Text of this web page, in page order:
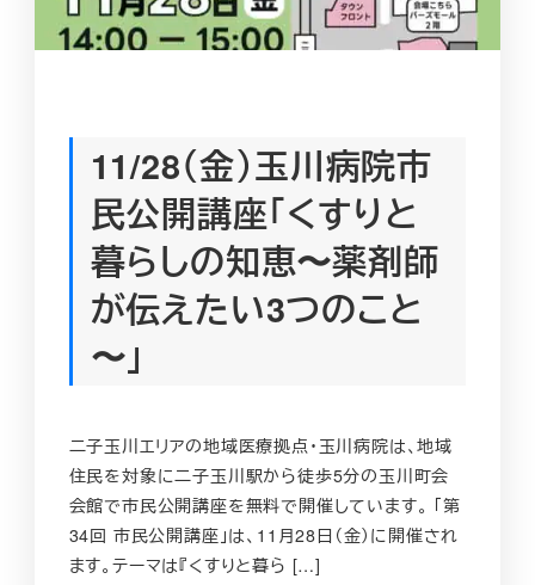
11/28（金）玉川病院市
民公開講座「くすりと
暮らしの知恵〜薬剤師
が伝えたい3つのこと
〜」
二子玉川エリアの地域医療拠点・玉川病院は、地域
住民を対象に二子玉川駅から徒歩5分の玉川町会
会館で市民公開講座を無料で開催しています。 「第
34回 市民公開講座」は、11月28日（金）に開催され
ます。テーマは『くすりと暮ら […]